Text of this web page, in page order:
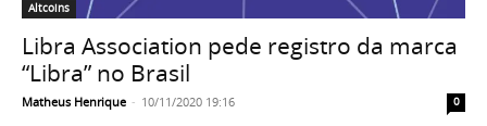
Altcoins
Libra Association pede registro da marca
“Libra” no Brasil
Matheus Henrique - 10/11/2020 19:16 0